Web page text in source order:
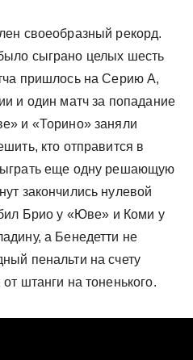
своеобразный рекорд.
сыграно целых шесть
пришлось на Серию А,
и один матч за попадание
и «Торино» заняли
кто отправится в
еще одну решающую
закончились нулевой
Брио у «Юве» и Коми у
а Бенедетти не
пенальти на счету
штанги на тоненького.